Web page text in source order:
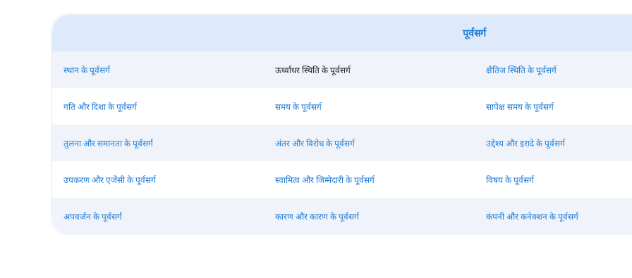
पूर्वसर्ग
स्थान के पूर्वसर्ग ऊर्ध्वाधर स्थिति के पूर्वसर्ग क्षैतिज स्थिति के पूर्वसर्ग
गति और दिशा के पूर्वसर्ग समय के पूर्वसर्ग सापेक्ष समय के पूर्वसर्ग
तुलना और समानता के पूर्वसर्ग अंतर और विरोध के पूर्वसर्ग उद्देश्य और इरादे के पूर्वसर्ग
उपकरण और एजेंसी के पूर्वसर्ग स्वामित्व और जिम्मेदारी के पूर्वसर्ग विषय के पूर्वसर्ग
अपवर्जन के पूर्वसर्ग कारण और कारण के पूर्वसर्ग कंपनी और कनेक्शन के पूर्वसर्ग